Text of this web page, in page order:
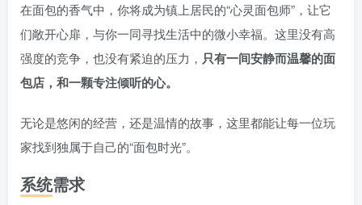
在面包的香气中，你将成为镇上居民的“心灵面包师”，让它
们敞开心扉，与你一同寻找生活中的微小幸福。这里没有高
强度的竞争，也没有紧迫的压力， 只有一间安静而温馨的面
包店，和一颗专注倾听的心。
无论是悠闲的经营，还是温情的故事，这里都能让每一位玩
家找到独属于自己的“面包时光”。
系统需求